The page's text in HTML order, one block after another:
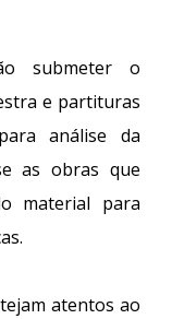
submeter o
e partituras
análise da
as obras que
material para
atentos ao